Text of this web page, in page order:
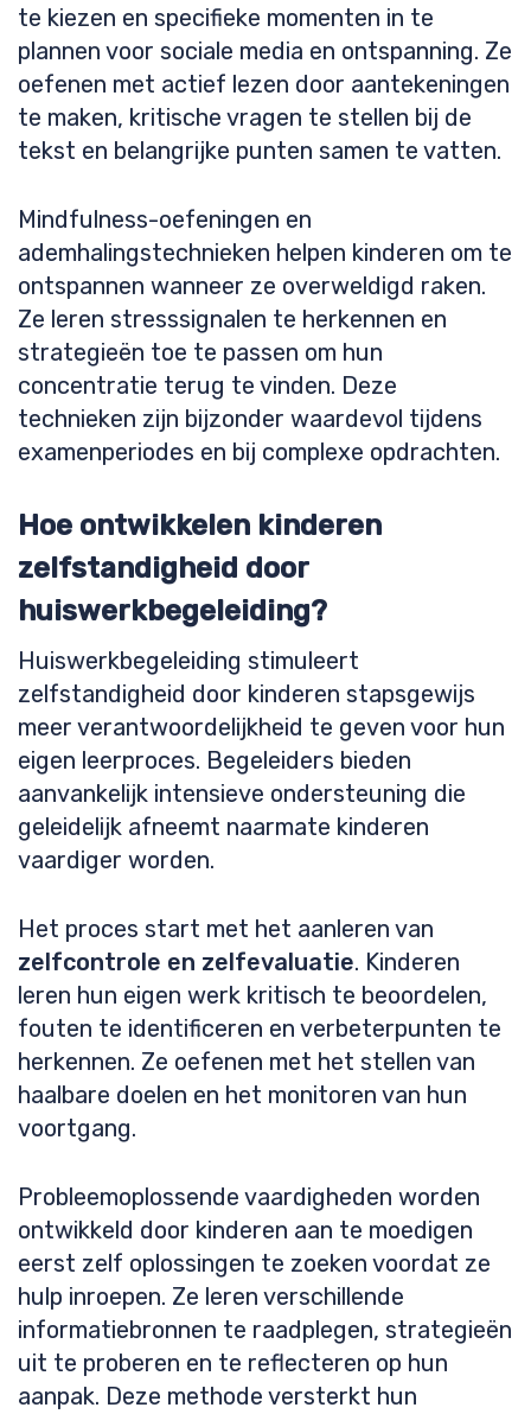
te kiezen en specifieke momenten in te
plannen voor sociale media en ontspanning. Ze
oefenen met actief lezen door aantekeningen
te maken, kritische vragen te stellen bij de
tekst en belangrijke punten samen te vatten.
Mindfulness-oefeningen en
ademhalingstechnieken helpen kinderen om te
ontspannen wanneer ze overweldigd raken.
Ze leren stresssignalen te herkennen en
strategieën toe te passen om hun
concentratie terug te vinden. Deze
technieken zijn bijzonder waardevol tijdens
examenperiodes en bij complexe opdrachten.
Hoe ontwikkelen kinderen
zelfstandigheid door
huiswerkbegeleiding?
Huiswerkbegeleiding stimuleert
zelfstandigheid door kinderen stapsgewijs
meer verantwoordelijkheid te geven voor hun
eigen leerproces. Begeleiders bieden
aanvankelijk intensieve ondersteuning die
geleidelijk afneemt naarmate kinderen
vaardiger worden.
Het proces start met het aanleren van
zelfcontrole en zelfevaluatie. Kinderen
leren hun eigen werk kritisch te beoordelen,
fouten te identificeren en verbeterpunten te
herkennen. Ze oefenen met het stellen van
haalbare doelen en het monitoren van hun
voortgang.
Probleemoplossende vaardigheden worden
ontwikkeld door kinderen aan te moedigen
eerst zelf oplossingen te zoeken voordat ze
hulp inroepen. Ze leren verschillende
informatiebronnen te raadplegen, strategieën
uit te proberen en te reflecteren op hun
aanpak. Deze methode versterkt hun